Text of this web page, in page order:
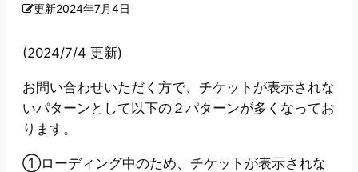
更新2024年7月4日
(2024/7/4 更新)
お問い合わせいただく方で、チケットが表示されな
いパターンとして以下の２パターンが多くなってお
ります。
①ローディング中のため、チケットが表示されな